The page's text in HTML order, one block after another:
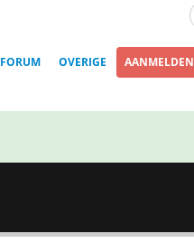
FORUM OVERIGE AANMELDEN